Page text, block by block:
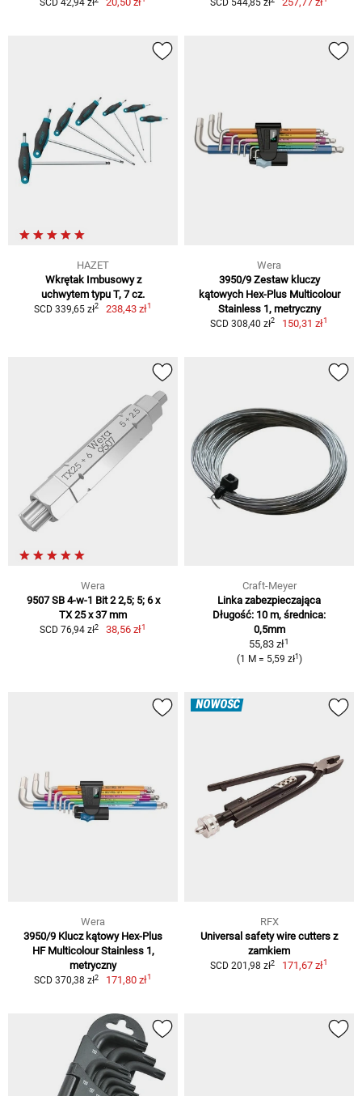
SCD 42,94 zł SCD 544,85 zł
HAZET
Wkrętak Imbusowy z
uchwytem typu T, 7 cz.
SCD 339,65 zł2 238,43 zł1
Wera
3950/9 Zestaw kluczy
kątowych Hex-Plus Multicolour
Stainless 1, metryczny
SCD 308,40 zł2 150,31 zł1
Wera
9507 SB 4-w-1 Bit 2 2,5; 5; 6 x
TX 25 x 37 mm
SCD 76,94 zł2 38,56 zł1
Craft-Meyer
Linka zabezpieczająca
Długość: 10 m, średnica:
0,5mm
55,83 zł1
(1 M = 5,59 zł1 )
Wera
3950/9 Klucz kątowy Hex-Plus
HF Multicolour Stainless 1,
metryczny
SCD 370,38 zł2 171,80 zł1
NOWOŚĆ
RFX
Universal safety wire cutters z
zamkiem
SCD 201,98 zł2 171,67 zł1